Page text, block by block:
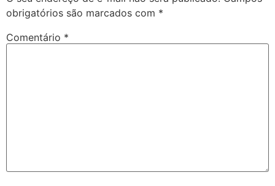
obrigatórios são marcados com *
Comentário *